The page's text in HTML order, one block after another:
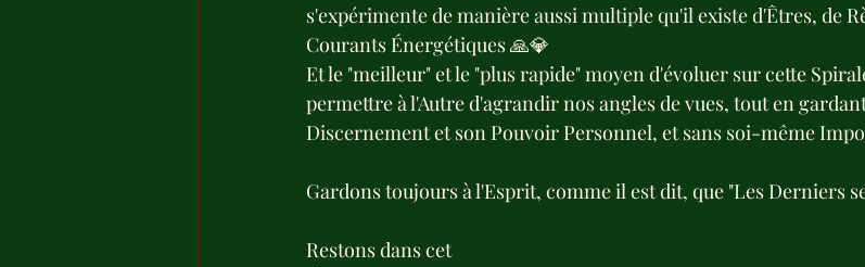
s'expérimente de manière aussi multiple qu'il existe d'Êtres, de
Courants Énergétiques 🙏💎
Et le "meilleur" et le "plus rapide" moyen d'évoluer sur cette
permettre à l'Autre d'agrandir nos angles de vues, tout en
Discernement et son Pouvoir Personnel, et sans soi-même
Gardons toujours à l'Esprit, comme il est dit, que "Les Derniers
Restons dans cet